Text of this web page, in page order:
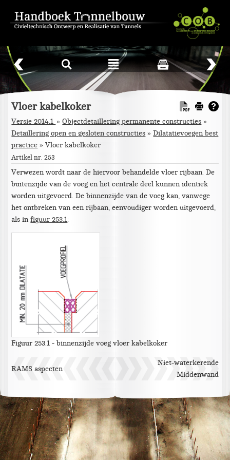
L ²
Vloer kabelkoker
Versie 2014.1 Objectdetaillering permanente constructies »
Detaillering open en gesloten constructies »Dilatatievoegen best
practice »Vloer kabelkoker
Artikel nr. 253
Verwezen wordt naar de hiervoor behandelde vloer rijbaan. De
buitenzijde van de voeg en het centrale deel kunnen identiek
worden uitgevoerd. De binnenzijde van de voeg kan, vanwege
het ontbreken van een rijbaan, eenvoudiger worden uitgevoerd,
als infiguur 253.1:
Figuur 253.1 - binnenzijde voeg vloer kabelkoker
RAMS aspecten
Niet-waterkerende
Middenwand